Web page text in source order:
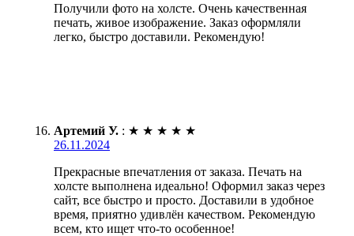
Получили фото на холсте. Очень качественная
печать, живое изображение. Заказ оформляли
легко, быстро доставили. Рекомендую!
Артемий У. : ★ ★ ★ ★ ★
26.11.2024
Прекрасные впечатления от заказа. Печать на
холсте выполнена идеально! Оформил заказ через
сайт, все быстро и просто. Доставили в удобное
время, приятно удивлён качеством. Рекомендую
всем, кто ищет что-то особенное!